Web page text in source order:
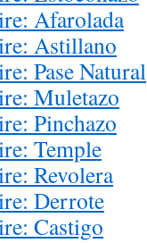
Afarolada
Astillano
Pase Natural
Muletazo
Pinchazo
Temple
Revolera
Derrote
Castigo